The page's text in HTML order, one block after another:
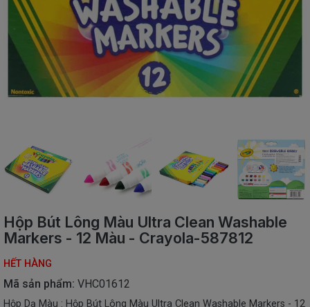
SÁCH
THIẾU
SÁCH
TIẾNG
VPP
-
SINH
TẶNG
-
Hộp Bút Lông Màu Ultra Clean Washable
Markers - 12 Màu - Crayola-587812
HẾT HÀNG
Mã sản phẩm: VHC01612
Hộp Dạ Màu : Hộp Bút Lông Màu Ultra Clean Washable Markers - 12